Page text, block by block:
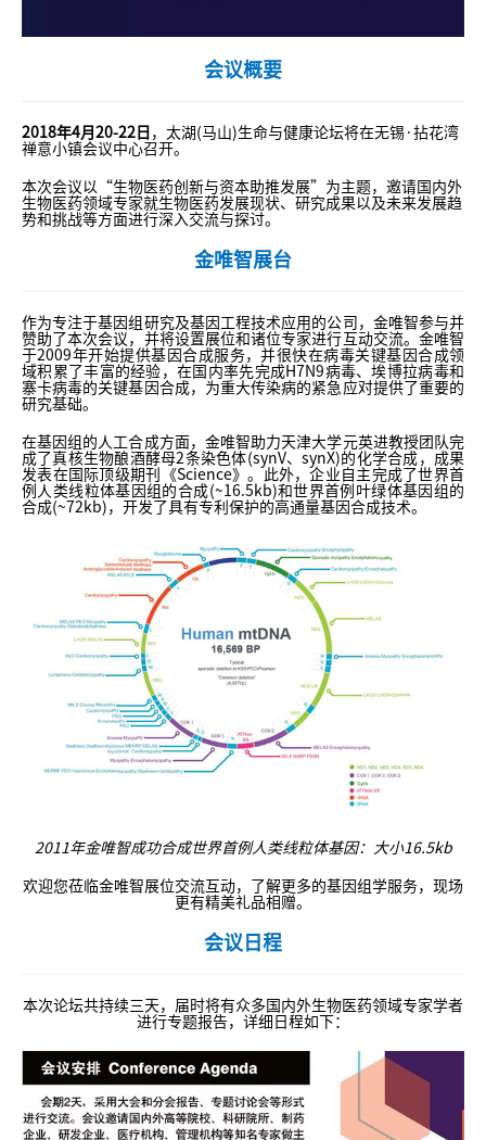
会议概要
2018年4月20-22日，太湖(马山)生命与健康论坛将在无锡·拈花湾
禅意小镇会议中心召开。
本次会议以“生物医药创新与资本助推发展”为主题，邀请国内外
生物医药领域专家就生物医药发展现状、研究成果以及未来发展趋
势和挑战等方面进行深入交流与探讨。
金唯智展台
作为专注于基因组研究及基因工程技术应用的公司，金唯智参与并
赞助了本次会议，并将设置展位和诸位专家进行互动交流。金唯智
于2009年开始提供基因合成服务，并很快在病毒关键基因合成领
域积累了丰富的经验，在国内率先完成H7N9病毒、埃博拉病毒和
寨卡病毒的关键基因合成，为重大传染病的紧急应对提供了重要的
研究基础。
在基因组的人工合成方面，金唯智助力天津大学元英进教授团队完
成了真核生物酿酒酵母2条染色体(synV、synX)的化学合成，成果
发表在国际顶级期刊《Science》。此外，企业自主完成了世界首
例人类线粒体基因组的合成(~16.5kb)和世界首例叶绿体基因组的
合成(~72kb)，开发了具有专利保护的高通量基因合成技术。
2011年金唯智成功合成世界首例人类线粒体基因：大小16.5kb
欢迎您莅临金唯智展位交流互动，了解更多的基因组学服务，现场
更有精美礼品相赠。
会议日程
本次论坛共持续三天，届时将有众多国内外生物医药领域专家学者
进行专题报告，详细日程如下：